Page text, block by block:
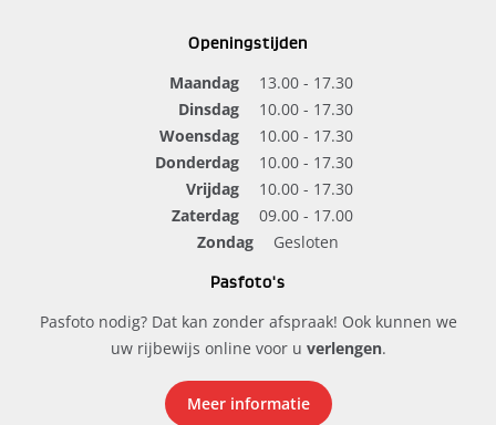
Openingstijden
Maandag
13.00 - 17.30
Dinsdag
10.00 - 17.30
Woensdag
10.00 - 17.30
Donderdag
10.00 - 17.30
Vrijdag
10.00 - 17.30
Zaterdag
09.00 - 17.00
Zondag
Gesloten
Pasfoto's
Pasfoto nodig? Dat kan zonder afspraak! Ook kunnen we
uw rijbewijs online voor u verlengen.
Meer informatie